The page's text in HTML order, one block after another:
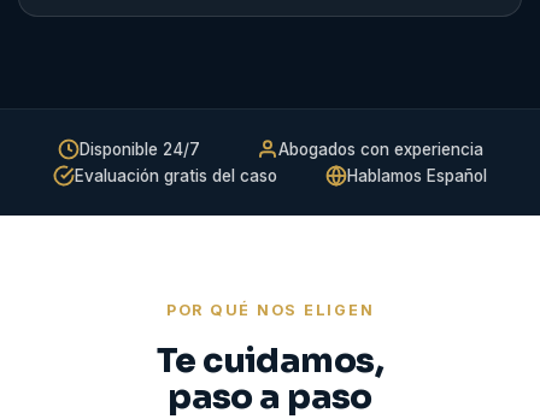
Disponible 24/7
Abogados con experiencia
Evaluación gratis del caso
Hablamos Español
POR QUÉ NOS ELIGEN
Te cuidamos,
paso a paso